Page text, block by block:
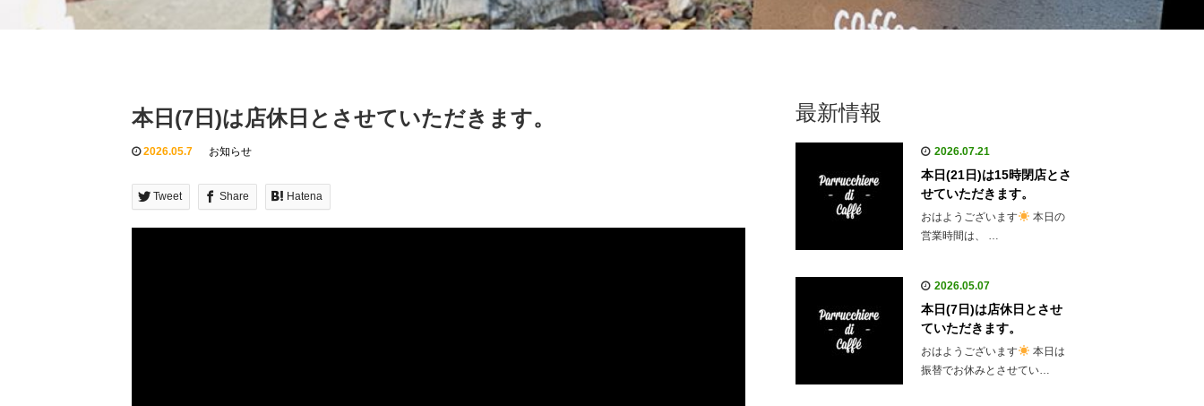
本日(7日)は店休日とさせていただきます。
2026.05.7 お知らせ
Tweet Share Hatena
最新情報
2026.07.21
本日(21日)は15時閉店とさ
せていただきます。
おはようございます
本日の
営業時間は、 …
2026.05.07
本日(7日)は店休日とさせ
ていただきます。
おはようございます
本日は
振替でお休みとさせてい…